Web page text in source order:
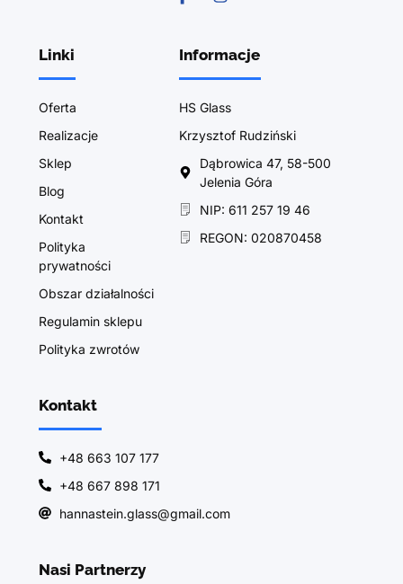
Linki
Oferta
Realizacje
Sklep
Blog
Kontakt
Polityka
prywatności
Obszar działalności
Regulamin sklepu
Polityka zwrotów
Informacje
HS Glass
Krzysztof Rudziński
Dąbrowica 47, 58-500
Jelenia Góra
NIP: 611 257 19 46
REGON: 020870458
Kontakt
+48 663 107 177
+48 667 898 171
hannastein.glass@gmail.com
Nasi Partnerzy